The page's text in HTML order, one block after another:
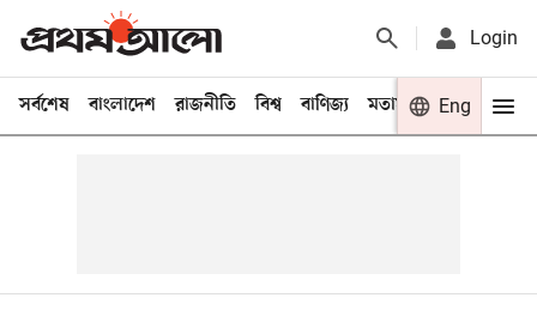
Login
সর্বশেষ বাংলাদেশ রাজনীতি বিশ্ব বাণিজ্য মতামত খেলা
Eng